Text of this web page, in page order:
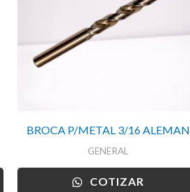
BROCA P/METAL 3/16 ALEMAN
GENERAL
COTIZAR